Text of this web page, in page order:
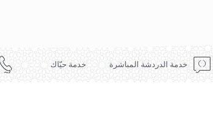
خدمة الدردشة المباشرة خدمة حيّاك